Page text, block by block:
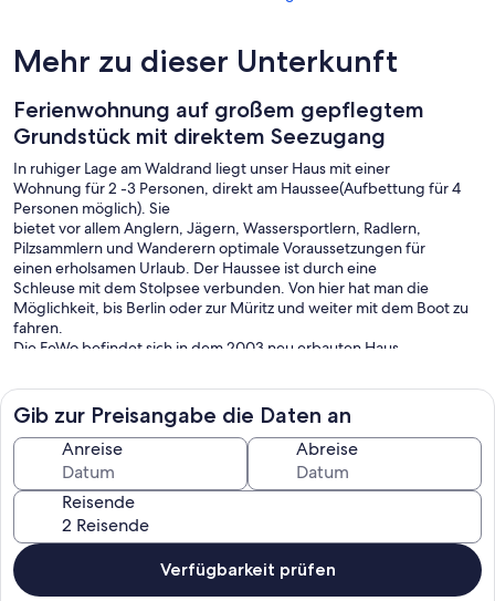
Mehr zu dieser Unterkunft
Ferienwohnung auf großem gepflegtem
Grundstück mit direktem Seezugang
In ruhiger Lage am Waldrand liegt unser Haus mit einer
Wohnung für 2 -3 Personen, direkt am Haussee(Aufbettung für 4
Personen möglich). Sie
bietet vor allem Anglern, Jägern, Wassersportlern, Radlern,
Pilzsammlern und Wanderern optimale Voraussetzungen für
einen erholsamen Urlaub. Der Haussee ist durch eine
Schleuse mit dem Stolpsee verbunden. Von hier hat man die
Möglichkeit, bis Berlin oder zur Müritz und weiter mit dem Boot zu
fahren.
Die FeWo befindet sich in dem 2003 neu erbauten Haus.
Gib zur Preisangabe die Daten an
Anreise Abreise
Reisende
Verfügbarkeit prüfen